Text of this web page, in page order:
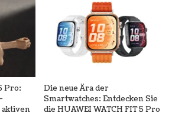
Pro:
Die neue Ära der
Smartwatches: Entdecken Sie
die HUAWEI WATCH FIT 5 Pro